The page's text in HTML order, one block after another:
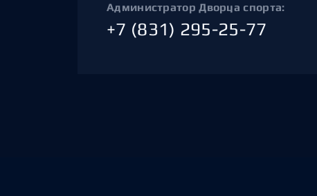
Администратор Дворца спорта:
+7 (831) 295-25-77